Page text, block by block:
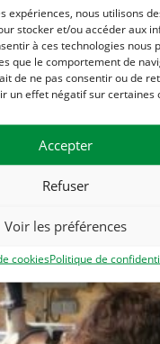
expériences, nous utilisons
stocker et/ou accéder aux
à ces technologies nous
que le comportement de
de ne pas consentir ou de
un effet négatif sur certaines
Accepter
Refuser
Voir les préférences
cookiesPolitique de
+ Google Map